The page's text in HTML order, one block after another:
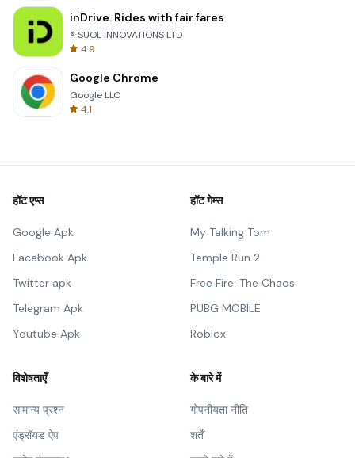
inDrive. Rides with fair fares
® SUOL INNOVATIONS LTD
4.9
Google Chrome
Google LLC
4.1
हॉट एप्स
Google Apk
Facebook Apk
Twitter apk
Telegram Apk
Youtube Apk
हॉट गेम्स
My Talking Tom
Temple Run 2
Free Fire: The Chaos
PUBG MOBILE
Roblox
विशेषताएँ
सामान्य प्रश्न
एंड्रॉयड ऐप
के बारे में
गोपनीयता नीति
शर्तें